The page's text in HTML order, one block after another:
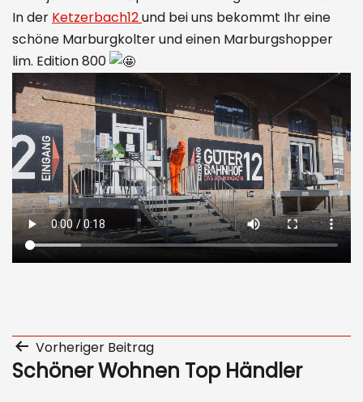
In der Ketzerbach12und bei uns bekommt Ihr eine
schöne Marburgkolter und einen Marburgshopper
lim. Edition 800
Beitragsnavigation
Vorheriger Beitrag
Schöner Wohnen Top Händler